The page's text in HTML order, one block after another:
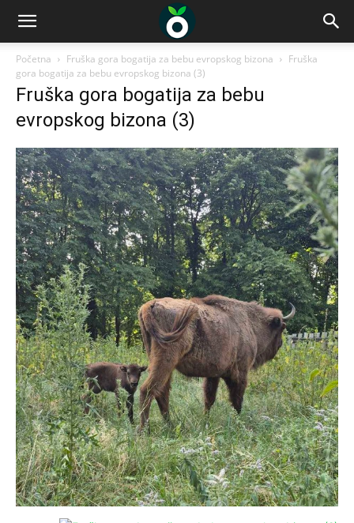
Početna Fruška gora bogatija za bebu evropskog bizona
Fruška
gora bogatija za bebu evropskog bizona (3)
Fruška gora bogatija za bebu
evropskog bizona (3)